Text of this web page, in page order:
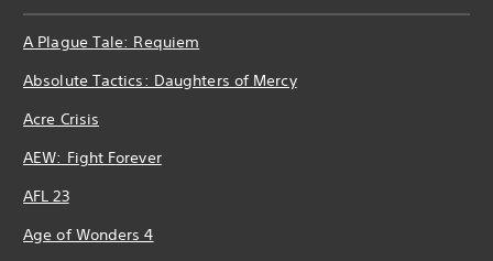
A Plague Tale: Requiem
Absolute Tactics: Daughters of Mercy
Acre Crisis
AEW: Fight Forever
AFL 23
Age of Wonders 4